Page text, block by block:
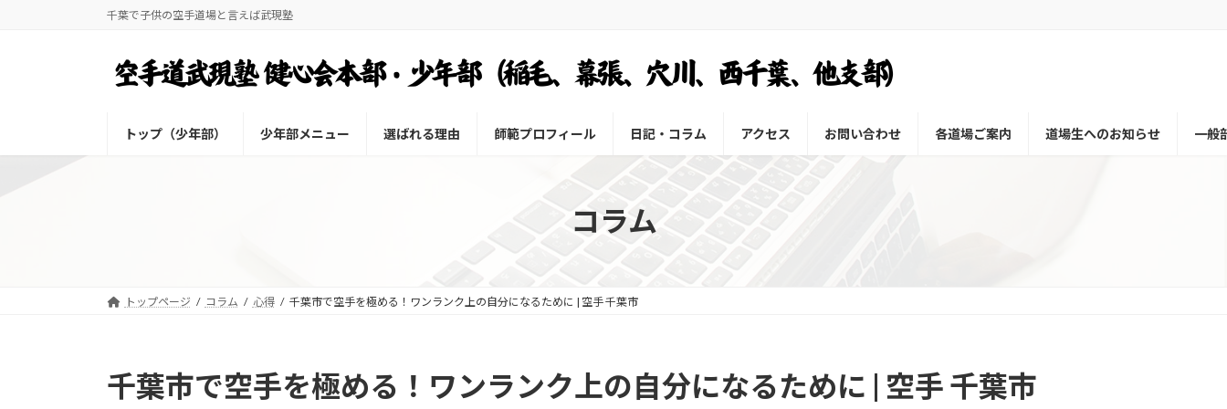
千葉で子供の空手道場と言えば武現塾
トップ（少年部） 少年部メニュー 選ばれる理由 師範プロフィール 日記・コラム アクセス お問い合わせ 各道場ご案内 道場生へのお知らせ 一般
コラム
トップページ コラム 心得 千葉市で空手を極める！ワンランク上の自分になるために | 空手 千葉市
千葉市で空手を極める！ワンランク上の自分になるために | 空手 千葉市